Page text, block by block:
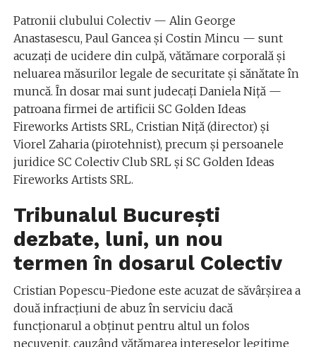
Patronii clubului Colectiv — Alin George
Anastasescu, Paul Gancea și Costin Mincu — sunt
acuzați de ucidere din culpă, vătămare corporală și
neluarea măsurilor legale de securitate și sănătate în
muncă. În dosar mai sunt judecați Daniela Niță —
patroana firmei de artificii SC Golden Ideas
Fireworks Artists SRL, Cristian Niță (director) și
Viorel Zaharia (pirotehnist), precum și persoanele
juridice SC Colectiv Club SRL și SC Golden Ideas
Fireworks Artists SRL.
Tribunalul București
dezbate, luni, un nou
termen în dosarul Colectiv
Cristian Popescu-Piedone este acuzat de săvârșirea a
două infracțiuni de abuz în serviciu dacă
funcționarul a obținut pentru altul un folos
necuvenit, cauzând vătămarea intereselor legitime